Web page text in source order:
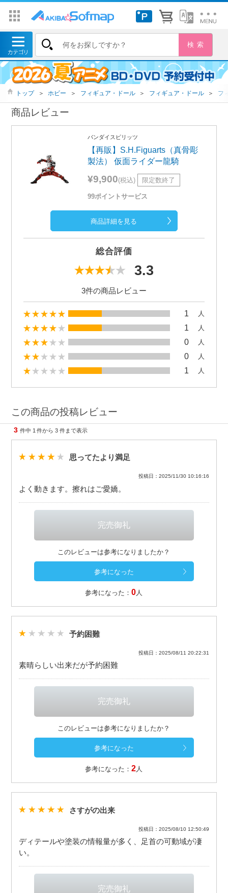
トップ ＞ ホビー ＞ フィギュア・ドール ＞ フィギュア・ドール ＞ フ
商品レビュー
バンダイスピリッツ
【再販】S.H.Figuarts（真骨彫
製法） 仮面ライダー龍騎
¥9,900(税込) 限定数終了
99ポイントサービス
商品詳細を見る
総合評価
3.3
3件の商品レビュー
1 人
1 人
0 人
0 人
1 人
この商品の投稿レビュー
3 件中 1 件から 3 件まで表示
思ってたより満足
投稿日：2025/11/30 10:16:16
よく動きます。擦れはご愛嬌。
このレビューは参考になりましたか？
参考になった：0 人
予約困難
投稿日：2025/08/11 20:22:31
素晴らしい出来だが予約困難
このレビューは参考になりましたか？
参考になった：2 人
さすがの出来
投稿日：2025/08/10 12:50:49
ディテールや塗装の情報量が多く、足首の可動域が凄
い。